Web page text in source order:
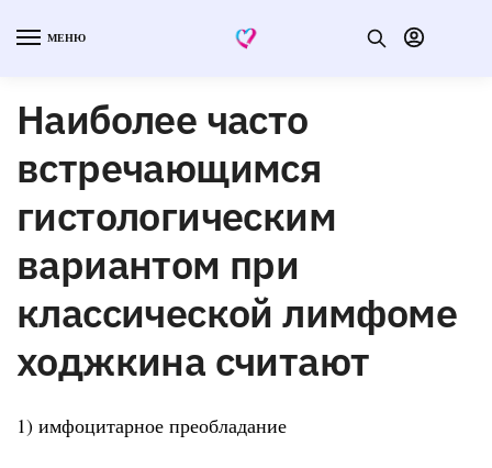
МЕНЮ
Наиболее часто
встречающимся
гистологическим
вариантом при
классической лимфоме
ходжкина считают
1) имфоцитарное преобладание